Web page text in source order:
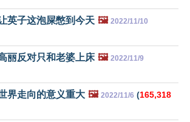
英子这泡屎憋到今天 🖼️ 2022/11/10
丽反对只和老婆上床 🖼️ 2022/11/9
界走向的意义重大 🖼️ 2022/11/6 (165,318